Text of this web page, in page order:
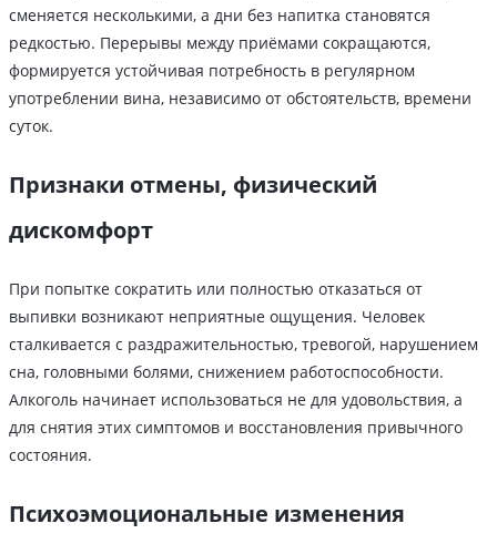
сменяется несколькими, а дни без напитка становятся
редкостью. Перерывы между приёмами сокращаются,
формируется устойчивая потребность в регулярном
употреблении вина, независимо от обстоятельств, времени
суток.
Признаки отмены, физический
дискомфорт
При попытке сократить или полностью отказаться от
выпивки возникают неприятные ощущения. Человек
сталкивается с раздражительностью, тревогой, нарушением
сна, головными болями, снижением работоспособности.
Алкоголь начинает использоваться не для удовольствия, а
для снятия этих симптомов и восстановления привычного
состояния.
Психоэмоциональные изменения